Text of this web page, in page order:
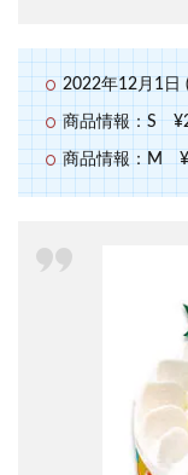
2022年12月1日
商品情報：S
商品情報：M